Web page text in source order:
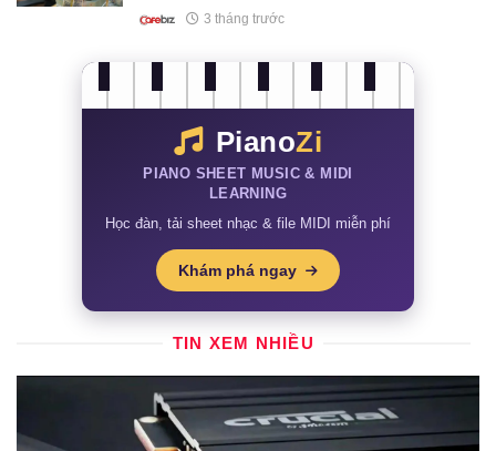
3 tháng trước
PianoZi
PIANO SHEET MUSIC & MIDI
LEARNING
Học đàn, tải sheet nhạc & file MIDI miễn phí
Khám phá ngay
TIN XEM NHIỀU